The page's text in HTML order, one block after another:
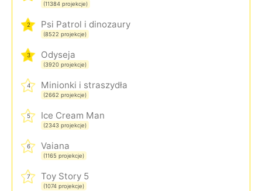
(11384 projekcje)
2 Psi Patrol i dinozaury
(8522 projekcje)
3 Odyseja
(3920 projekcje)
4 Minionki i straszydła
(2662 projekcje)
5 Ice Cream Man
(2343 projekcje)
6 Vaiana
(1165 projekcje)
7 Toy Story 5
(1074 projekcje)